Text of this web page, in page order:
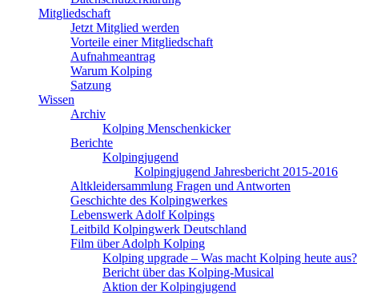
Mitgliedschaft
Jetzt Mitglied werden
Vorteile einer Mitgliedschaft
Aufnahmeantrag
Warum Kolping
Satzung
Wissen
Archiv
Kolping Menschenkicker
Berichte
Kolpingjugend
Kolpingjugend Jahresbericht 2015-2016
Altkleidersammlung Fragen und Antworten
Geschichte des Kolpingwerkes
Lebenswerk Adolf Kolpings
Leitbild Kolpingwerk Deutschland
Film über Adolph Kolping
Kolping upgrade – Was macht Kolping heute aus?
Bericht über das Kolping-Musical
Aktion der Kolpingjugend